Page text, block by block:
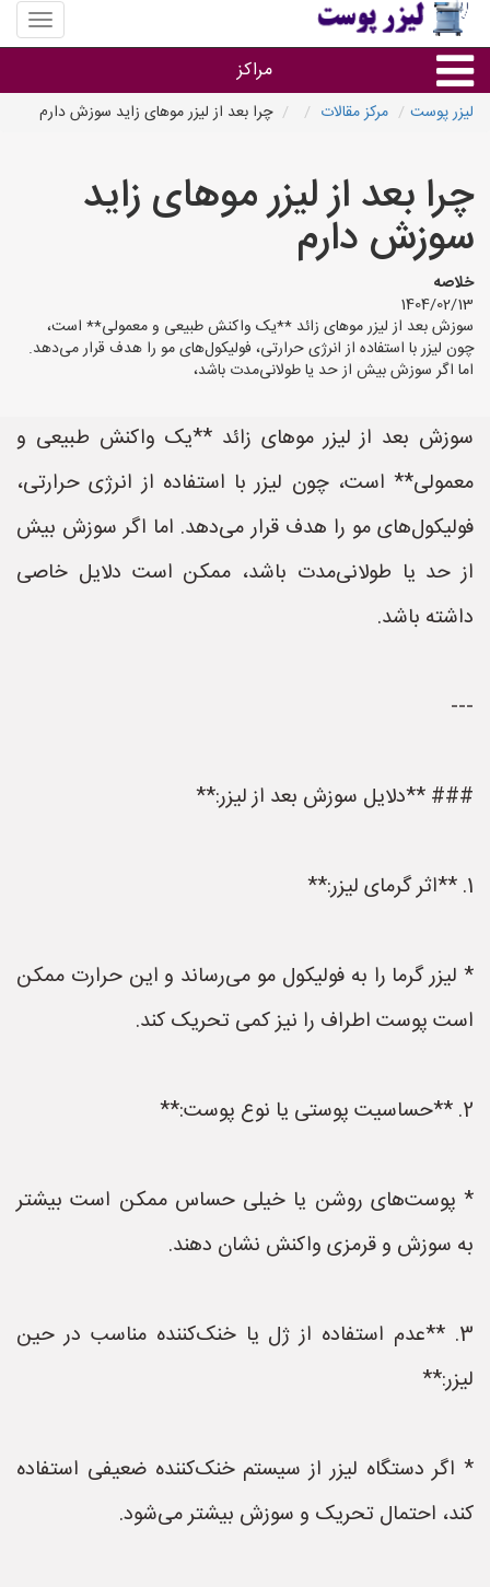
منوی
سایت
پوست
مراکز
استان ها
لیزر پوست مرکز مقالات چرا بعد از لیزر موهای زاید سوزش دارم
چرا بعد از لیزر موهای زاید
سوزش دارم
خلاصه
1404/02/13
سوزش بعد از لیزر موهای زائد **یک واکنش طبیعی و معمولی** است،
چون لیزر با استفاده از انرژی حرارتی، فولیکول‌های مو را هدف قرار می‌دهد.
اما اگر سوزش بیش از حد یا طولانی‌مدت باشد،
سوزش بعد از لیزر موهای زائد **یک واکنش طبیعی و
معمولی** است، چون لیزر با استفاده از انرژی حرارتی،
فولیکول‌های مو را هدف قرار می‌دهد. اما اگر سوزش بیش
از حد یا طولانی‌مدت باشد، ممکن است دلایل خاصی
داشته باشد.
---
### **دلایل سوزش بعد از لیزر:**
1. **اثر گرمای لیزر:**
* لیزر گرما را به فولیکول مو می‌رساند و این حرارت ممکن
است پوست اطراف را نیز کمی تحریک کند.
2. **حساسیت پوستی یا نوع پوست:**
* پوست‌های روشن یا خیلی حساس ممکن است بیشتر
به سوزش و قرمزی واکنش نشان دهند.
3. **عدم استفاده از ژل یا خنک‌کننده مناسب در حین
لیزر:**
* اگر دستگاه لیزر از سیستم خنک‌کننده ضعیفی استفاده
کند، احتمال تحریک و سوزش بیشتر می‌شود.